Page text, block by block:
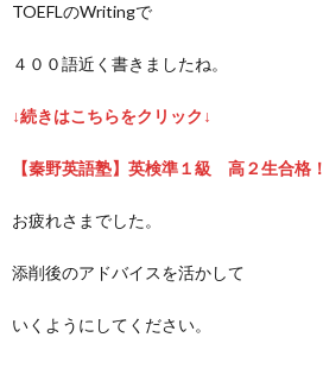
TOEFLのWritingで
４００語近く書きましたね。
↓続きはこちらをクリック↓
【秦野英語塾】英検準１級 高２生合格！
お疲れさまでした。
添削後のアドバイスを活かして
いくようにしてください。